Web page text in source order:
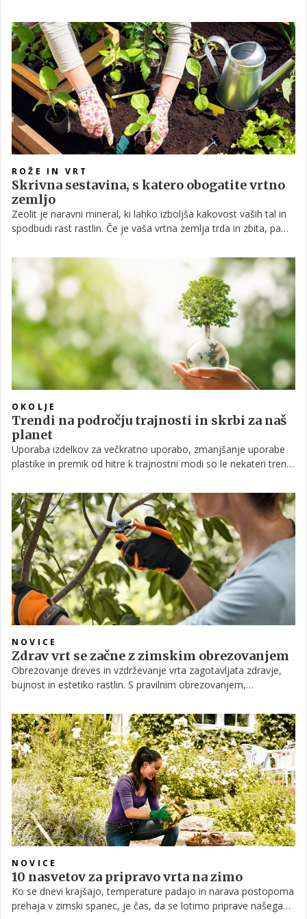
Prav zato imamo v maju idealno priložnost za vrtnarjenje. V
članek smo strnili, kaj se v tem mesecu na vrtu dogaja in
kakšna dela nas pravzaprav čakajo.
ROŽE IN VRT
Skrivna sestavina, s katero obogatite vrtno
zemljo
Zeolit je naravni mineral, ki lahko izboljša kakovost vaših tal in
spodbudi rast rastlin. Če je vaša vrtna zemlja trda in zbita, pa
poskusite težavo rešiti z dodajanjem zeolita. Preverite, katere
so še druge prednosti in kakšen je postopek dodajanja te snovi
na vrt.
OKOLJE
Trendi na področju trajnosti in skrbi za naš
planet
Uporaba izdelkov za večkratno uporabo, zmanjšanje uporabe
plastike in premik od hitre k trajnostni modi so le nekateri trendi
načini s katerimi ste v trendu in hkrati delujete trajnostno.
NOVICE
Zdrav vrt se začne z zimskim obrezovanjem
Obrezovanje dreves in vzdrževanje vrta zagotavljata zdravje,
bujnost in estetiko rastlin. S pravilnim obrezovanjem,
NOVICE
10 nasvetov za pripravo vrta na zimo
Ko se dnevi krajšajo, temperature padajo in narava postopoma
prehaja v zimski spanec, je čas, da se lotimo priprave našega